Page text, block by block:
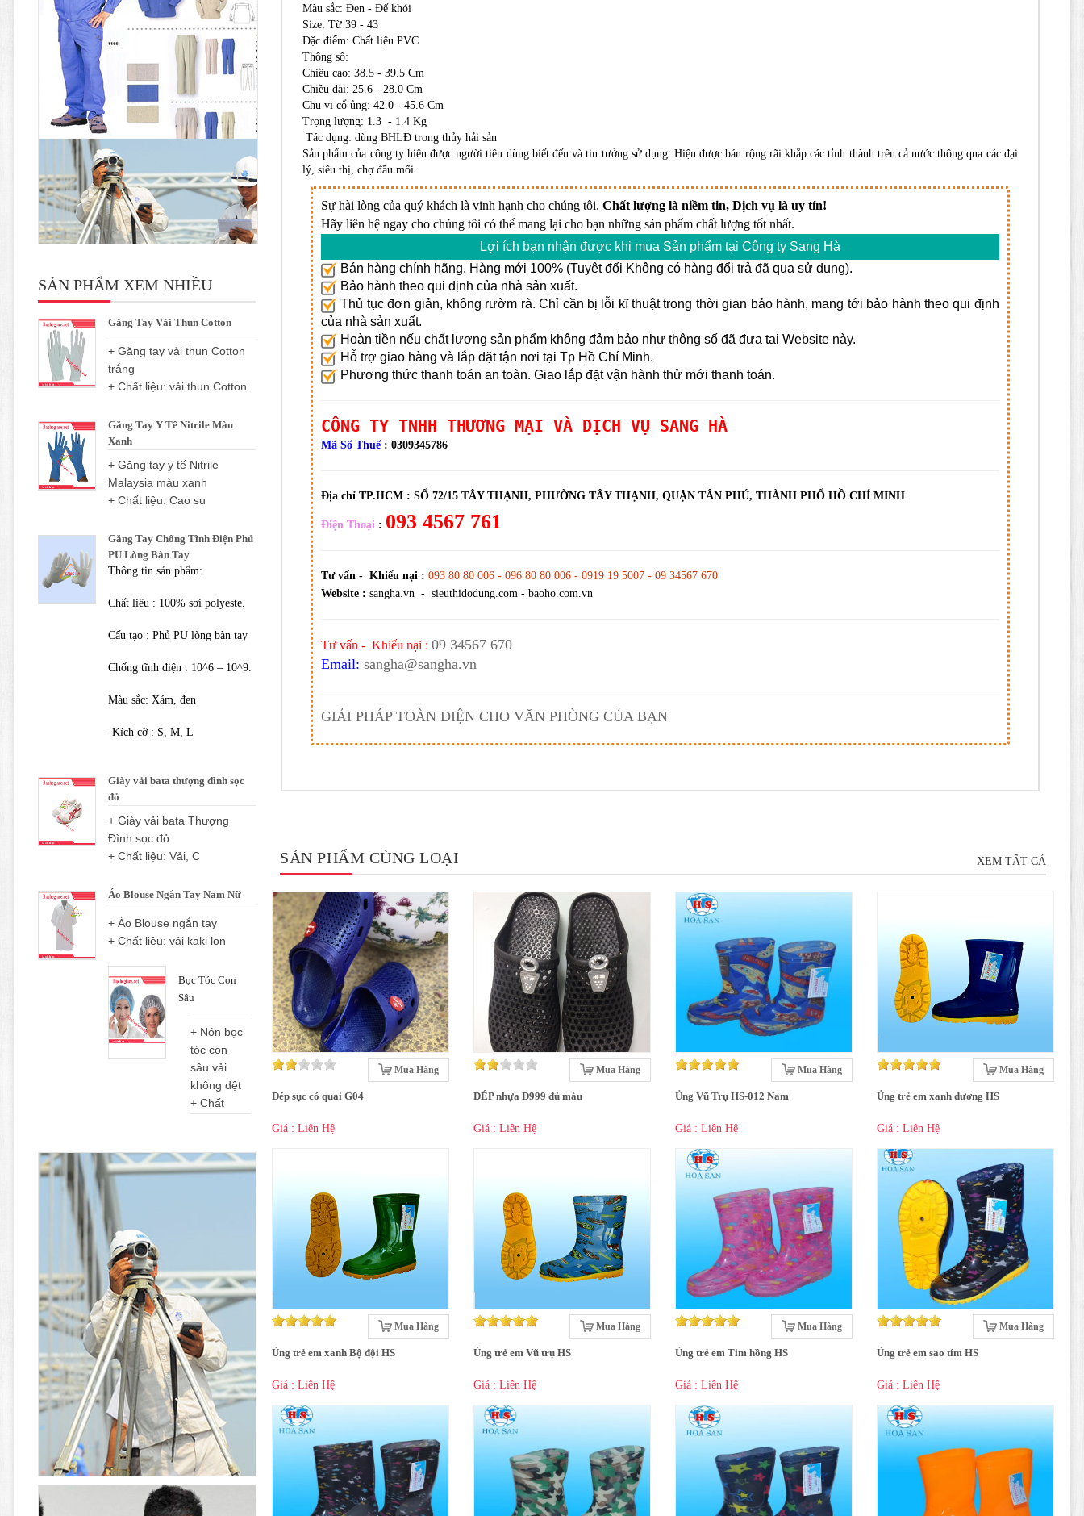
SẢN PHẨM XEM NHIỀU
Găng Tay Vải Thun Cotton
+ Găng tay vải thun Cotton
trắng
+ Chất liệu: vải thun Cotton
Găng Tay Y Tế Nitrile Màu
Xanh
+ Găng tay y tế Nitrile
Malaysia màu xanh
+ Chất liệu: Cao su
Găng Tay Chống Tĩnh Điện Phủ
PU Lòng Bàn Tay
Thông tin sản phẩm:
Chất liệu : 100% sợi polyeste.
Cấu tạo : Phủ PU lòng bàn tay
Chống tĩnh điện : 10^6 – 10^9.
Màu sắc: Xám, đen
-Kích cỡ : S, M, L
Giày vải bata thượng đình sọc
đỏ
+ Giày vải bata Thượng
Đình sọc đỏ
+ Chất liệu: Vải, C
Áo Blouse Ngắn Tay Nam Nữ
+ Áo Blouse ngắn tay
+ Chất liệu: vải kaki lon
Bọc Tóc Con
Sâu
+ Nón bọc
tóc con
sâu vải
không dệt
+ Chất
Màu sắc: Đen - Đế khói
Size: Từ 39 - 43
Đặc điểm: Chất liệu PVC
Thông số:
Chiều cao: 38.5 - 39.5 Cm
Chiều dài: 25.6 - 28.0 Cm
Chu vi cổ ủng: 42.0 - 45.6 Cm
Trọng lượng: 1.3 - 1.4 Kg
Tác dụng: dùng BHLĐ trong thủy hải sản
Sản phẩm của công ty hiện được người tiêu dùng biết đến và tin tưởng sử dụng. Hiện được bán rộng rãi khắp các tỉnh thành trên cả nước thông qua các đại
lý, siêu thị, chợ đầu mối.
Sự hài lòng của quý khách là vinh hạnh cho chúng tôi. Chất lượng là niềm tin, Dịch vụ là uy tín!
Hãy liên hệ ngay cho chúng tôi có thể mang lại cho bạn những sản phẩm chất lượng tốt nhất.
Lợi ích bạn nhận được khi mua Sản phẩm tại Công ty Sang Hà
Bán hàng chính hãng. Hàng mới 100% (Tuyệt đối Không có hàng đổi trả đã qua sử dụng).
Bảo hành theo qui định của nhà sản xuất.
Thủ tục đơn giản, không rườm rà. Chỉ cần bị lỗi kĩ thuật trong thời gian bảo hành, mang tới bảo hành theo qui định
của nhà sản xuất.
Hoàn tiền nếu chất lượng sản phẩm không đảm bảo như thông số đã đưa tại Website này.
Hỗ trợ giao hàng và lắp đặt tận nơi tại Tp Hồ Chí Minh.
Phương thức thanh toán an toàn. Giao lắp đặt vận hành thử mới thanh toán.
CÔNG TY TNHH THƯƠNG MẠI VÀ DỊCH VỤ SANG HÀ
Mã Số Thuế : 0309345786
Địa chỉ TP.HCM : SỐ 72/15 TÂY THẠNH, PHƯỜNG TÂY THẠNH, QUẬN TÂN PHÚ, THÀNH PHỐ HỒ CHÍ MINH
Điện Thoại : 093 4567 761
Tư vấn - Khiếu nại : 093 80 80 006 - 096 80 80 006 - 0919 19 5007 - 09 34567 670
Website : sangha.vn - sieuthidodung.com - baoho.com.vn
Tư vấn - Khiếu nại : 09 34567 670
Email: sangha@sangha.vn
GIẢI PHÁP TOÀN DIỆN CHO VĂN PHÒNG CỦA BẠN
SẢN PHẨM CÙNG LOẠI XEM TẤT CẢ
Mua Hàng
Dép sục có quai G04
Giá : Liên Hệ
Mua Hàng
DÉP nhựa D999 đủ màu
Giá : Liên Hệ
Mua Hàng
Ủng Vũ Trụ HS-012 Nam
Giá : Liên Hệ
Mua Hàng
Ủng trẻ em xanh dương HS
Giá : Liên Hệ
Mua Hàng
Ủng trẻ em xanh Bộ đội HS
Giá : Liên Hệ
Mua Hàng
Ủng trẻ em Vũ trụ HS
Giá : Liên Hệ
Mua Hàng
Ủng trẻ em Tim hồng HS
Giá : Liên Hệ
Mua Hàng
Ủng trẻ em sao tím HS
Giá : Liên Hệ